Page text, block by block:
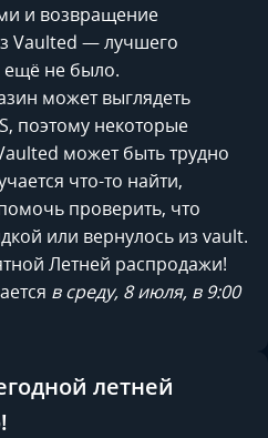
и возвращение
Vaulted — лучшего
ещё не было.
может выглядеть
поэтому некоторые
может быть трудно
что-то найти,
проверить, что
или вернулось из vault.
Летней распродажи!
в среду, 8 июля, в 9:00
летней